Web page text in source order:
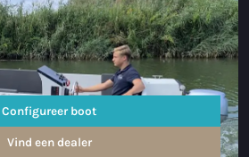
Configureer boot
Vind een dealer